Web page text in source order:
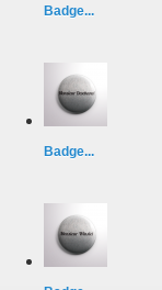
Badge...
Badge...